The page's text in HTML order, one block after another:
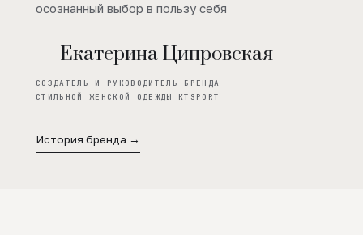
осознанный выбор в пользу себя
— Екатерина Ципровская
СОЗДАТЕЛЬ И РУКОВОДИТЕЛЬ БРЕНДА
СТИЛЬНОЙ ЖЕНСКОЙ ОДЕЖДЫ KTSPORT
История бренда →